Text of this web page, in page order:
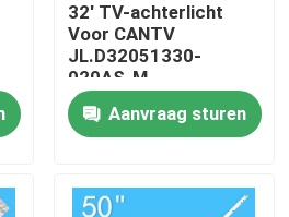
32' TV-achterlicht
Voor CANTV
JL.D32051330-
020AS-M
32HR332M05A1 V3
4D-LE3202-YC1P0Z1
Aanvraag sturen